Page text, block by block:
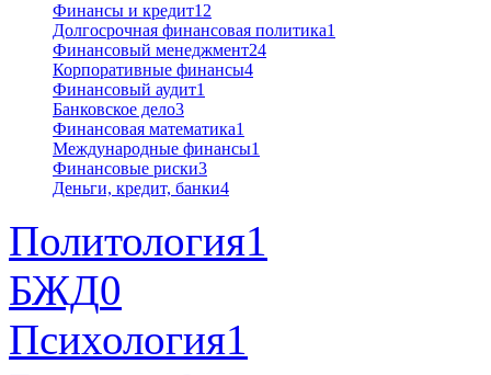
Финансы и кредит12
Долгосрочная финансовая политика1
Финансовый менеджмент24
Корпоративные финансы4
Финансовый аудит1
Банковское дело3
Финансовая математика1
Международные финансы1
Финансовые риски3
Деньги, кредит, банки4
Политология1
БЖД0
Психология1